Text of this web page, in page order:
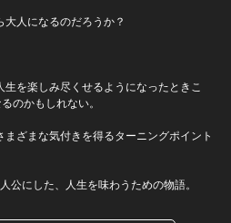
人になるのだろうか？
を楽しみ尽くせるようになったときこ
のかもしれない。
ざまな気付きを得るターニングポイント
公にした、人生を味わうための物語。